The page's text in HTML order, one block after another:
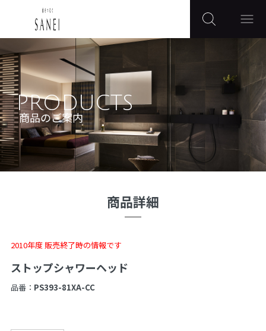
PRODUCTS
商品のご案内
商品詳細
2010年度 販売終了時の情報です
ストップシャワーヘッド
品番： PS393-81XA-CC